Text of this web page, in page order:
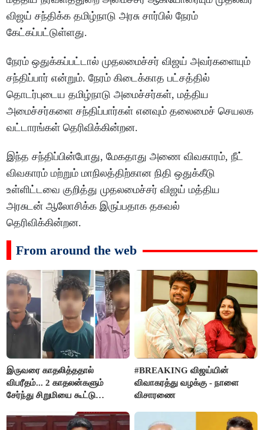
விஜய் சந்திக்க தமிழ்நாடு அரசு சார்பில் நேரம்
கேட்கப்பட்டுள்ளது.
நேரம் ஒதுக்கப்பட்டால் முதலமைச்சர் விஜய் அவர்களையும்
சந்திப்பார் என்றும். நேரம் கிடைக்காத பட்சத்தில்
தொடர்புடைய தமிழ்நாடு அமைச்சர்கள், மத்திய
அமைச்சர்களை சந்திப்பார்கள் எனவும் தலைமைச் செயலக
வட்டாரங்கள் தெரிவிக்கின்றன.
இந்த சந்திப்பின்போது, மேகதாது அணை விவகாரம், நீட்
விவகாரம் மற்றும் மாநிலத்திற்கான நிதி ஒதுக்கீடு
உள்ளிட்டவை குறித்து முதலமைச்சர் விஜய் மத்திய
அரசுடன் ஆலோசிக்க இருப்பதாக தகவல்
தெரிவிக்கின்றன.
From around the web
இருவரை காதலித்ததால்
விபரீதம்... 2 காதலன்களும்
சேர்ந்து சிறுமியை கூட்டு
செய்த கொடூரம்
#BREAKING விஜய்யின்
விவாகரத்து வழக்கு - நாளை
விசாரணை